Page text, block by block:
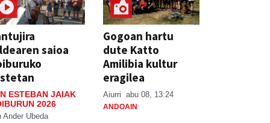
saioa
ESTEBAN JAIAK
2026
Ander Ubeda
Gogoan hartu
dute Katto
Amilibia kultur
eragilea
Aiurri abu 08, 13:24
ANDOAIN